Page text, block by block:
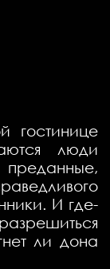
гостинице
люди
И где-
ли дона